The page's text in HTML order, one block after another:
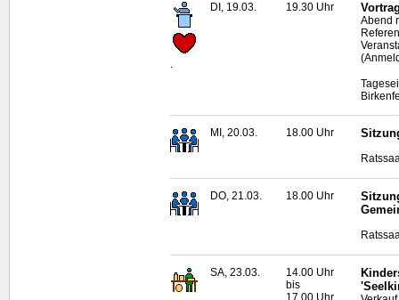
.
DI, 19.03. 19.30 Uhr
Abend
MI, 20.03. 18.00 Uhr
DO, 21.03. 18.00 Uhr
SA, 23.03.
14.00 Uhr
bis
17.00 Uhr